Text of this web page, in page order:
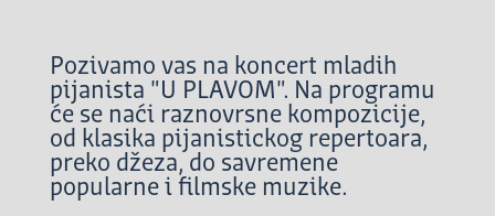
Pozivamo vas na koncert mladih
pijanista "U PLAVOM". Na programu
će se naći raznovrsne kompozicije,
od klasika pijanistickog repertoara,
preko džeza, do savremene
popularne i filmske muzike.